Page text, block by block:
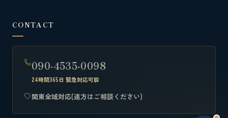
CONTACT
090-4535-0098
24時間365日 緊急対応可能
関東全域対応(遠方はご相談ください)